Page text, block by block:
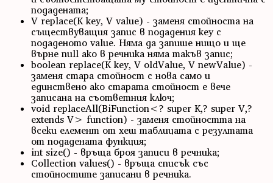
подадената;
V replace(K key, V value) - заменя стойноста на
съществуващия запис в подадения key с
подаденото value. Няма да запише нищо и ще
върне null ако в речника няма такъв запис;
boolean replace(K key, V oldValue, V newValue) -
заменя стара стойност с нова само и
единствено ако старата стойност е вече
записана на съответния ключ;
void replaceAll(BiFunction<? super K,? super V,?
extends V> function) - заменя стойността на
всеки елемент от хеш таблицата с резултата
от подадената функция;
int size() - връща броя записи в речника;
Collection values() - връща списък със
стойностите записани в речника.